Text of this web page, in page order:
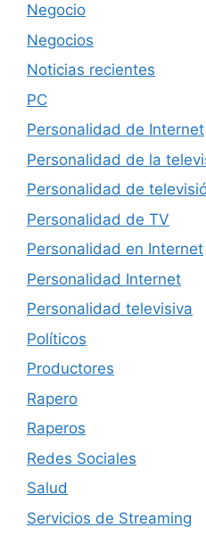
Negocio
Negocios
Noticias recientes
PC
Personalidad de Internet
Personalidad de la
Personalidad de
Personalidad de TV
Personalidad en Internet
Personalidad Internet
Personalidad televisiva
Políticos
Productores
Rapero
Raperos
Redes Sociales
Salud
Servicios de Streaming